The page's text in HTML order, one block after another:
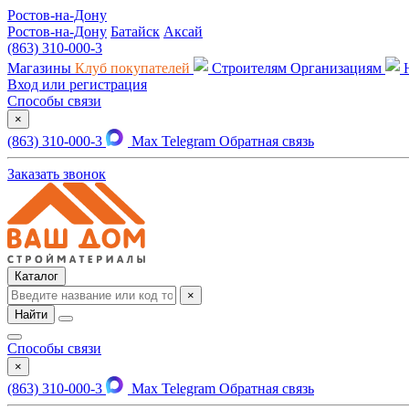
Ростов-на-Дону
Ростов-на-Дону Батайск Аксай
(863) 310-000-3
Магазины Клуб покупателей Строителям Организациям
Вход или регистрация
Способы связи
×
(863) 310-000-3 Max Telegram Обратная связь
Заказать звонок
Каталог
×
Найти
Способы связи
×
(863) 310-000-3 Max Telegram Обратная связь